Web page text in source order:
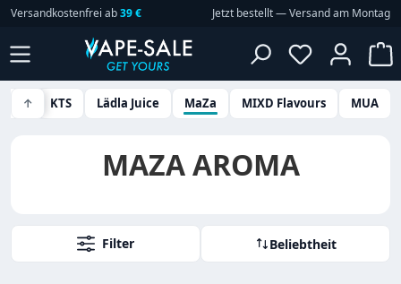
Zum Hauptinhalt springen
Versandkostenfrei ab39 € Jetzt bestellt — Versand am Montag
Du hast 0
↑ KTS Lädla Juice MaZa MIXD Flavours MUA
MAZA AROMA
Filter Beliebtheit